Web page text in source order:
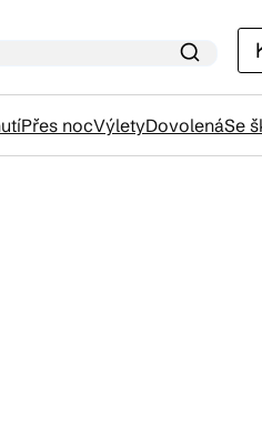
Přes nocVýletyDovolenáSe